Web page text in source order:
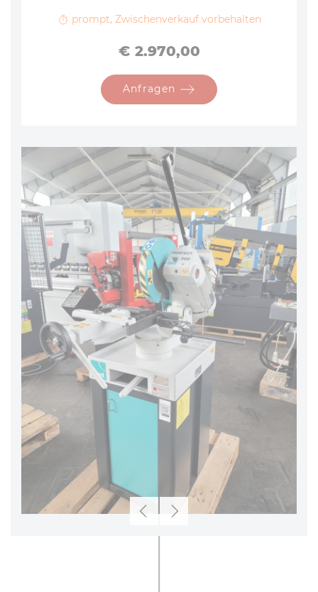
ZurückWeiter
prompt, Zwischenverkauf vorbehalten
Preis
€ 2.970,00
Anfragen